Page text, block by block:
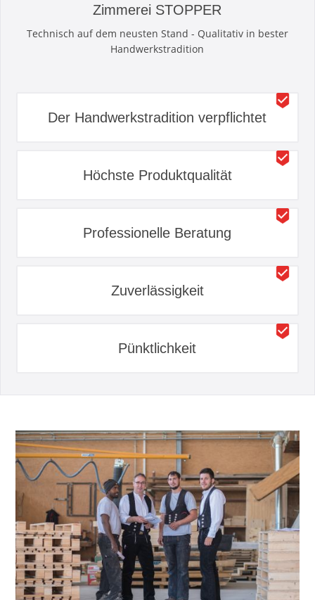
Zimmerei STOPPER
Technisch auf dem neusten Stand - Qualitativ in bester
Handwerkstradition
Der Handwerkstradition verpflichtet
Höchste Produktqualität
Professionelle Beratung
Zuverlässigkeit
Pünktlichkeit